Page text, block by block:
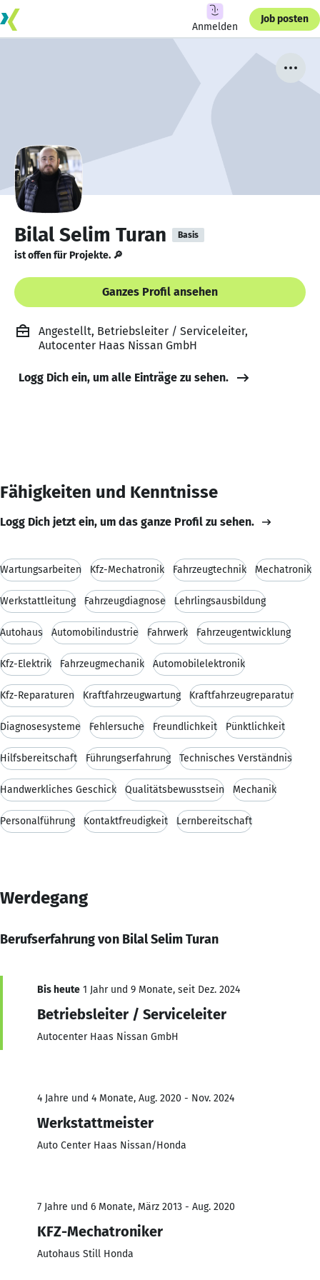
Anmelden
Job posten
Bilal Selim Turan Basis
ist offen für Projekte. 🔎
Ganzes Profil ansehen
Angestellt, Betriebsleiter / Serviceleiter,
Autocenter Haas Nissan GmbH
Logg Dich ein, um alle Einträge zu sehen.
Fähigkeiten und Kenntnisse
Logg Dich jetzt ein, um das ganze Profil zu sehen.
Wartungsarbeiten Kfz-Mechatronik Fahrzeugtechnik Mechatronik
Werkstattleitung Fahrzeugdiagnose Lehrlingsausbildung
Autohaus Automobilindustrie Fahrwerk Fahrzeugentwicklung
Kfz-Elektrik Fahrzeugmechanik Automobilelektronik
Kfz-Reparaturen Kraftfahrzeugwartung Kraftfahrzeugreparatur
Diagnosesysteme Fehlersuche Freundlichkeit Pünktlichkeit
Hilfsbereitschaft Führungserfahrung Technisches Verständnis
Handwerkliches Geschick Qualitätsbewusstsein Mechanik
Personalführung Kontaktfreudigkeit Lernbereitschaft
Werdegang
Berufserfahrung von Bilal Selim Turan
Bis heute 1 Jahr und 9 Monate, seit Dez. 2024
Betriebsleiter / Serviceleiter
Autocenter Haas Nissan GmbH
4 Jahre und 4 Monate, Aug. 2020 - Nov. 2024
Werkstattmeister
Auto Center Haas Nissan/Honda
7 Jahre und 6 Monate, März 2013 - Aug. 2020
KFZ-Mechatroniker
Autohaus Still Honda